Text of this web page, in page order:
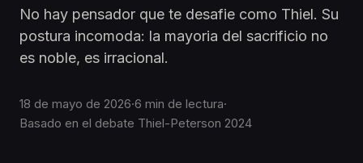
No hay pensador que te desafie como Thiel. Su
postura incomoda: la mayoria del sacrificio no
es noble, es irracional.
18 de mayo de 2026·6 min de lectura·
Basado en el debate Thiel-Peterson 2024